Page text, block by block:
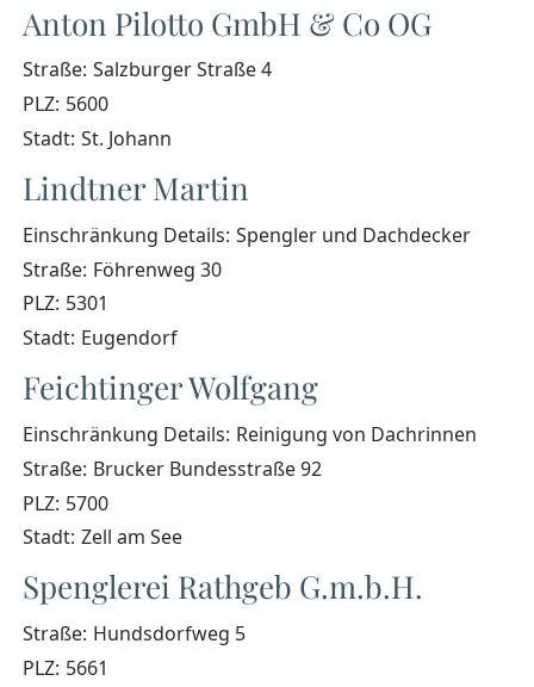
Anton Pilotto GmbH & Co OG
Straße: Salzburger Straße 4
PLZ: 5600
Stadt: St. Johann
Lindtner Martin
Einschränkung Details: Spengler und Dachdecker
Straße: Föhrenweg 30
PLZ: 5301
Stadt: Eugendorf
Feichtinger Wolfgang
Einschränkung Details: Reinigung von Dachrinnen
Straße: Brucker Bundesstraße 92
PLZ: 5700
Stadt: Zell am See
Spenglerei Rathgeb G.m.b.H.
Straße: Hundsdorfweg 5
PLZ: 5661